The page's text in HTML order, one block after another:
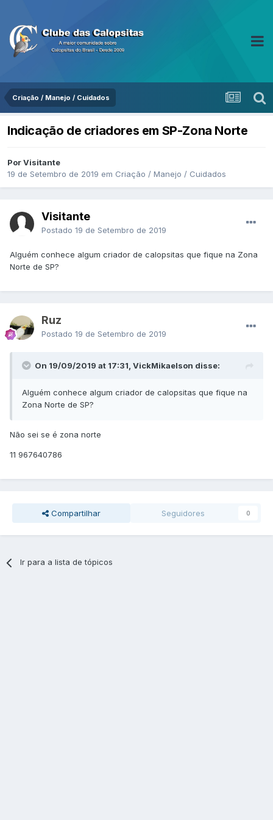
Criação / Manejo / Cuidados
Indicação de criadores em SP-Zona Norte
Por Visitante
19 de Setembro de 2019 em Criação / Manejo / Cuidados
Visitante
Postado 19 de Setembro de 2019
Alguém conhece algum criador de calopsitas que fique na Zona
Norte de SP?
Ruz
Postado 19 de Setembro de 2019
On 19/09/2019 at 17:31, VickMikaelson disse:
Alguém conhece algum criador de calopsitas que fique na
Zona Norte de SP?
Não sei se é zona norte
11 967640786
Compartilhar Seguidores 0
Ir para a lista de tópicos